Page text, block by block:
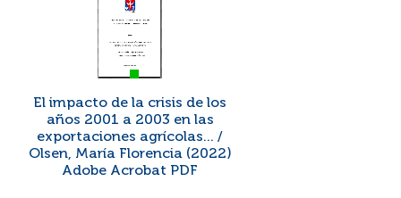
El impacto de la crisis de los
años 2001 a 2003 en las
exportaciones agrícolas... /
Olsen, María Florencia (2022)
Adobe Acrobat PDF